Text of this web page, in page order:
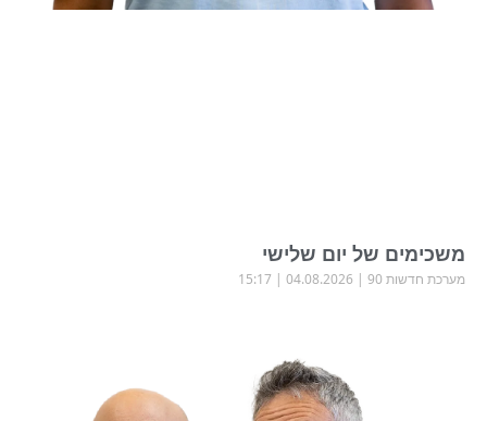
משכימים של יום שלישי
מערכת חדשות 90 04.08.2026
15:17